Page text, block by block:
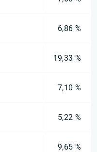
6,86 %
19,33 %
7,10 %
5,22 %
9,65 %